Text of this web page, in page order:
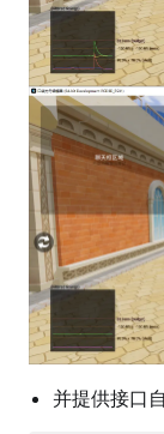
并提供接口